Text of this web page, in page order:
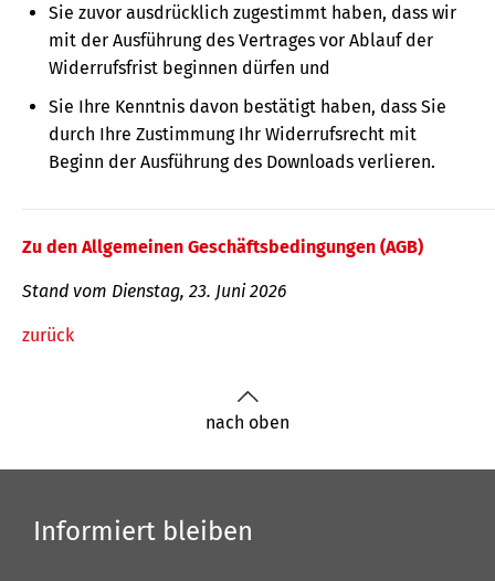
Sie zuvor ausdrücklich zugestimmt haben, dass wir
mit der Ausführung des Vertrages vor Ablauf der
Widerrufsfrist beginnen dürfen und
Sie Ihre Kenntnis davon bestätigt haben, dass Sie
durch Ihre Zustimmung Ihr Widerrufsrecht mit
Beginn der Ausführung des Downloads verlieren.
Zu den Allgemeinen Geschäftsbedingungen (AGB)
Stand vom Dienstag, 23. Juni 2026
zurück
nach oben
Informiert bleiben